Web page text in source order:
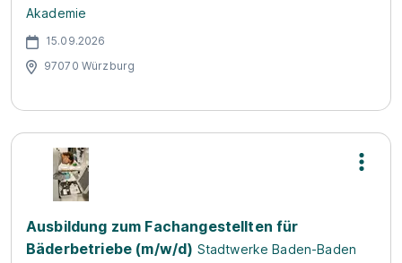
Akademie
15.09.2026
97070 Würzburg
Ausbildung zum Fachangestellten für
Bäderbetriebe (m/w/d) Stadtwerke Baden-Baden